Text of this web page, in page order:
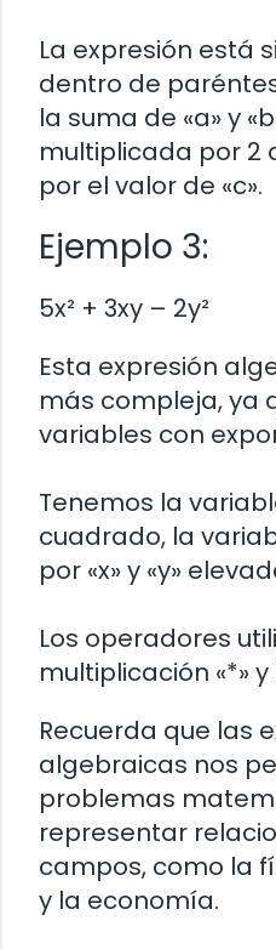
La expresión está
dentro de
la suma de «a» y
multiplicada por 2
por el valor de «c».
Ejemplo 3:
5x² + 3xy – 2y²
Esta expresión
más compleja, ya
variables con
Tenemos la
cuadrado, la
por «x» y «y»
Los operadores
multiplicación «*»
Recuerda que las
algebraicas nos
problemas
representar
campos, como la
y la economía.